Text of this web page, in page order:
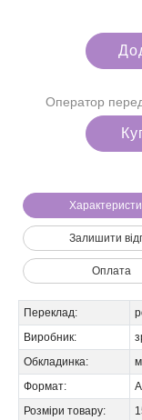
Оператор
Залишити
Оплата
Переклад:
Виробник:
Обкладинка:
Формат:
Розміри товару:
Ми